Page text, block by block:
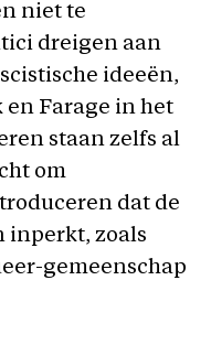
niet te
dreigen aan
ideeën,
Farage in het
staan zelfs al
om
dat de
inperkt, zoals
gemeenschap